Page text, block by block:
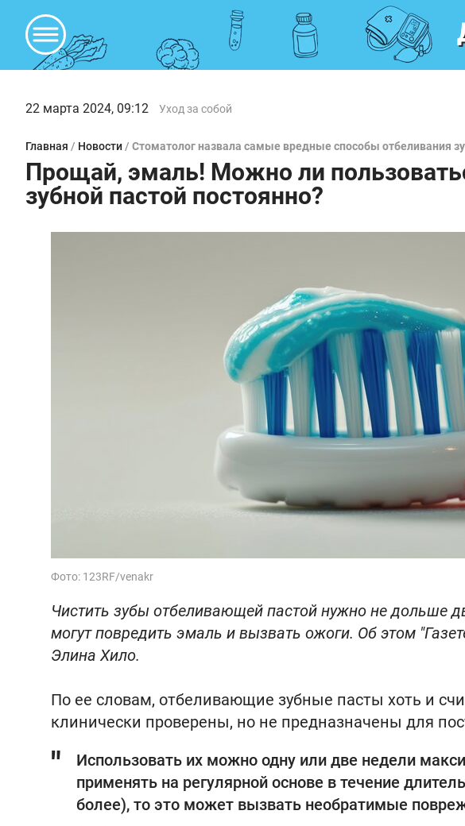
22 марта 2024, 09:12 Уход за собой
Главная / Новости / Стоматолог назвала самые вредные способы отбеливания
Прощай, эмаль! Можно ли
зубной пастой постоянно?
Фото: 123RF/venakr
Чистить зубы отбеливающей пастой нужно не дольше
могут повредить эмаль и вызвать ожоги. Об этом
Элина Хило.
По ее словам, отбеливающие зубные пасты хоть и
клинически проверены, но не предназначены для
Использовать их можно одну или две недели
применять на регулярной основе в течение
более), то это может вызвать необратимые